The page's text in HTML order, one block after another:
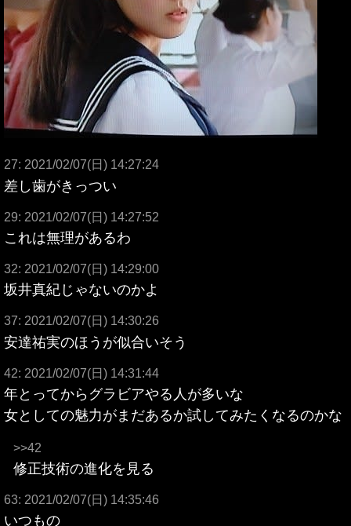
27: 2021/02/07(日) 14:27:24
差し歯がきっつい
29: 2021/02/07(日) 14:27:52
これは無理があるわ
32: 2021/02/07(日) 14:29:00
坂井真紀じゃないのかよ
37: 2021/02/07(日) 14:30:26
安達祐実のほうが似合いそう
42: 2021/02/07(日) 14:31:44
年とってからグラビアやる人が多いな
女としての魅力がまだあるか試してみたくなるのかな
>>42
修正技術の進化を見る
63: 2021/02/07(日) 14:35:46
いつもの